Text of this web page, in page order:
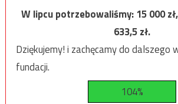
W lipcu potrzebowaliśmy:15 000
633,5zł.
Dziękujemy! i zachęcamy do dalszego
fundacji.
104%